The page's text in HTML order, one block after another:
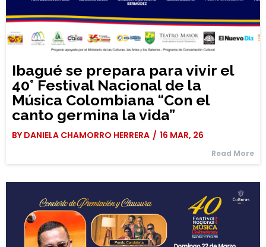
Ibagué se prepara para vivir el
40° Festival Nacional de la
Música Colombiana “Con el
canto germina la vida”
BY DANIELA CHAMORRO HERRERA / 16 MAR, 26
Read More